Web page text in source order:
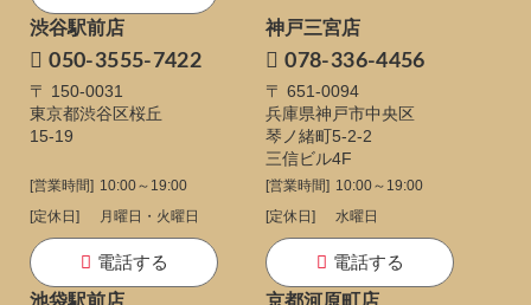
渋谷駅前店
050-3555-7422
〒 150-0031
東京都渋谷区桜丘
15-19
[営業時間] 10:00～19:00
[定休日]
月曜日・火曜日
電話する
神戸三宮店
078-336-4456
〒 651-0094
兵庫県神戸市中央区
琴ノ緒町5-2-2
三信ビル4F
[営業時間] 10:00～19:00
[定休日]
水曜日
電話する
池袋駅前店
京都河原町店